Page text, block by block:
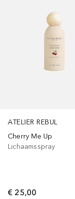
ATELIER REBUL
Cherry Me Up
Lichaamsspray
€ 25,00